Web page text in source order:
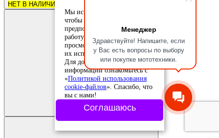
Менеджер
Здравствуйте! Напишите, если
у Вас есть вопросы по выбору
или покупке мототехники.
НЕТ В НАЛИЧИИ
Добавить в
сравнение
Добавлено в
сравнение
Мы используем cookie-файлы,
чтобы учесть ваши
предпочтения и улучшить
работу сайта. Продолжая
просмотр, вы соглашаетесь с
их использованием.
Для дополнительной
информации ознакомьтесь с
«Политикой использования
cookie-файлов». Спасибо, что
вы с нами!
Соглашаюсь